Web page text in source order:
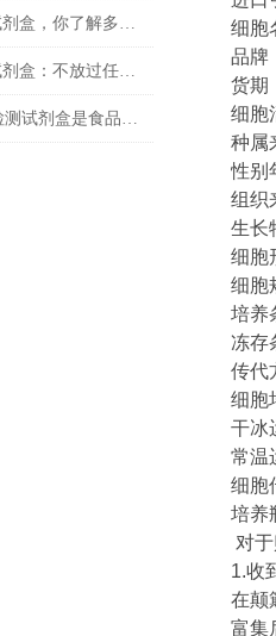
动物疫病检测试剂盒，你了解多少？
呕吐毒素检测试剂盒：不放过任何微量毒素隐患
黄曲霉毒素B1检测试剂盒是食品安全的新工具
细胞
品牌
货期
细胞
种属
性别
组织
生长
细胞
细胞
培养
冻存
传代
细胞
干冰
常温
细胞
培养
对
1.收
在颠
富集